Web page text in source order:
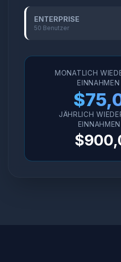
ENTERPRISE
50 Benutzer
MONATLICH
$
JÄHRLICH
$